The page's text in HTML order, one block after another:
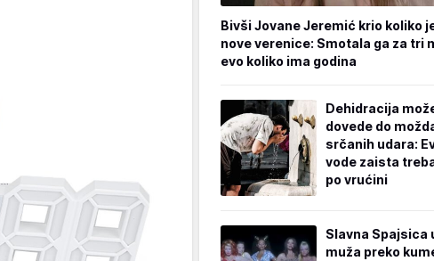
Bivši Jovane Jeremić krio koliko
nove verenice: Smotala ga za tri
evo koliko ima godina
Dehidracija
dovede do
srčanih udara:
vode zaista
po vrućini
Slavna Spajsica
muža preko